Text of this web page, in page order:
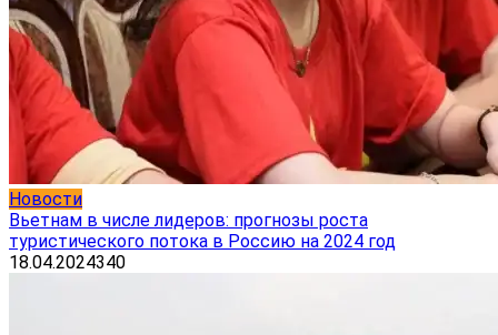
Новости
Вьетнам в числе лидеров: прогнозы роста
туристического потока в Россию на 2024 год
18.04.2024340